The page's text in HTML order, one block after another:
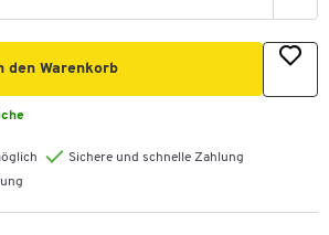
den Warenkorb
Sichere und schnelle Zahlung